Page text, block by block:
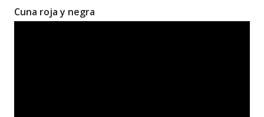
Cuna roja y negra